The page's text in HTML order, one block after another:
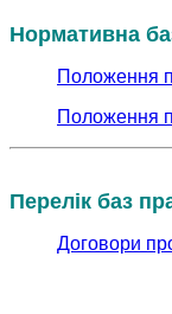
Нормативна
Положення
Положення
Перелік баз
Договори